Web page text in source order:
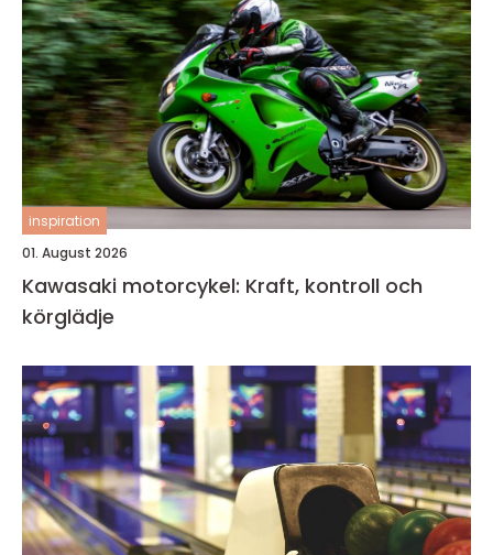
inspiration
01. August 2026
Kawasaki motorcykel: Kraft, kontroll och
körglädje